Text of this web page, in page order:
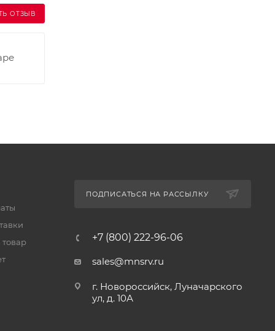
ОТЗЫВ
товар
ПОДПИСАТЬСЯ НА РАССЫЛКУ
+7 (800) 222-96-06
sales@mnsrv.ru
г. Новороссийск, Луначарского
ул, д. 10А